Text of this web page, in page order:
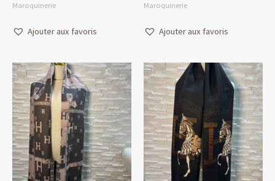
Maroquinerie
Ajouter aux favoris
Maroquinerie
Ajouter aux favoris